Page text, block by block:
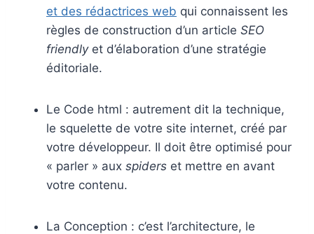
et des rédactrices web qui connaissent les
règles de construction d’un article SEO
friendlyet d’élaboration d’une stratégie
éditoriale.
Le Code html : autrement dit la technique,
le squelette de votre site internet, créé par
votre développeur. Il doit être optimisé pour
« parler » aux spiders et mettre en avant
votre contenu.
La Conception : c’est l’architecture, le